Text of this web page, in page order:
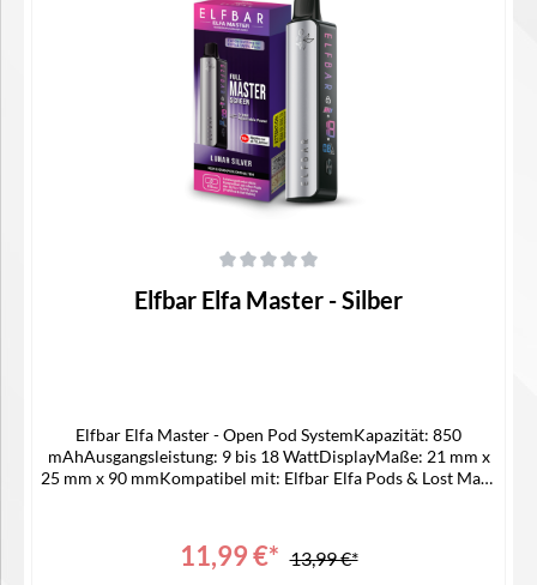
In den Warenkorb
Elfbar Elfa Master - Silber
Elfbar Elfa Master - Open Pod SystemKapazität: 850
mAhAusgangsleistung: 9 bis 18 WattDisplayMaße: 21 mm x
25 mm x 90 mmKompatibel mit: Elfbar Elfa Pods & Lost Mary
Bedienungsanleitung
11,99 €* 13,99 €*